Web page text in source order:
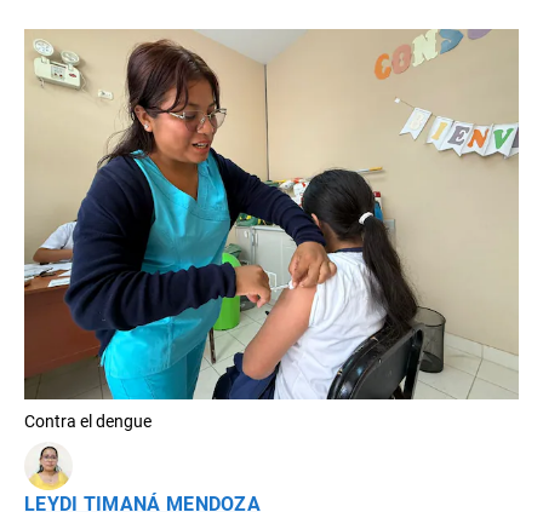
Contra el dengue
LEYDI TIMANÁ MENDOZA